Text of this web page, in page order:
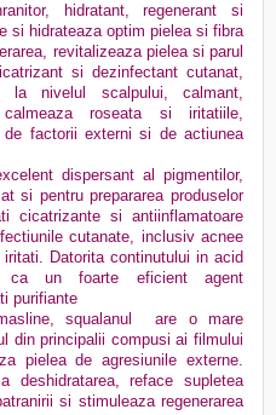
hidratant, regenerant si
si hidrateaza optim pielea si fibra
revitalizeaza pielea si parul
si dezinfectant cutanat,
la nivelul scalpului, calmant,
roseata si iritatiile,
factorii externi si de actiunea
dispersant al pigmentilor,
si pentru prepararea produselor
cicatrizante si antiinflamatoare
cutanate, inclusiv acnee
Datorita continutului in acid
ca un foarte eficient agent
purifiante
squalanul are o mare
din principalii compusi ai filmului
pielea de agresiunile externe.
deshidratarea, reface supletea
si stimuleaza regenerarea